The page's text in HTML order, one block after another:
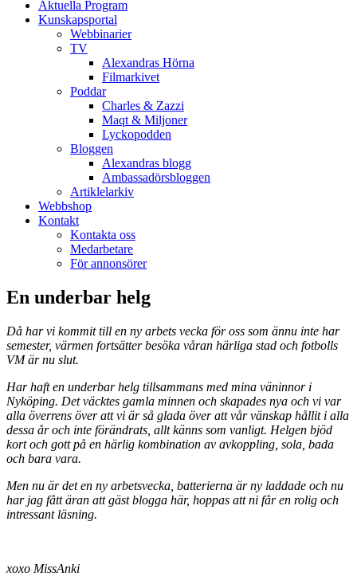
Aktuella Program
Kunskapsportal
Webbinarier
TV
Alexandras Hörna
Filmarkivet
Poddar
Charles & Zazzi
Maqt & Miljoner
Lyckopodden
Bloggen
Alexandras blogg
Ambassadörsbloggen
Artiklelarkiv
Webbshop
Kontakt
Kontakta oss
Medarbetare
För annonsörer
En underbar helg
Då har vi kommit till en ny arbets vecka för oss som ännu inte har
semester, värmen fortsätter besöka våran härliga stad och fotbolls
VM är nu slut.
Har haft en underbar helg tillsammans med mina väninnor i
Nyköping. Det väcktes gamla minnen och skapades nya och vi var
alla överrens över att vi är så glada över att vår vänskap hållit i alla
dessa år och inte förändrats, allt känns som vanligt. Helgen bjöd
kort och gott på en härlig kombination av avkoppling, sola, bada
och bara vara.
Men nu är det en ny arbetsvecka, batterierna är ny laddade och nu
har jag fått äran att gäst blogga här, hoppas att ni får en rolig och
intressant läsning.
xoxo MissAnki